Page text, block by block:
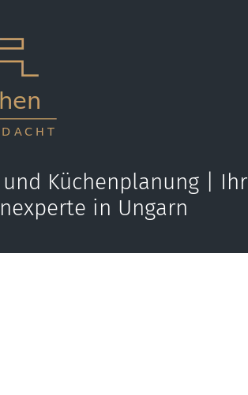
Küchenplanung | Ihr
in Ungarn